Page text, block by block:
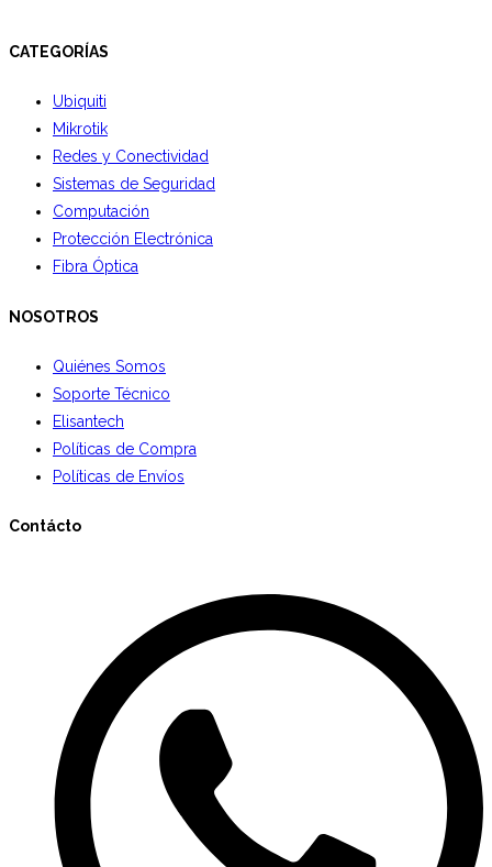
CATEGORÍAS
Ubiquiti
Mikrotik
Redes y Conectividad
Sistemas de Seguridad
Computación
Protección Electrónica
Fibra Óptica
NOSOTROS
Quiénes Somos
Soporte Técnico
Elisantech
Políticas de Compra
Políticas de Envíos
Contácto